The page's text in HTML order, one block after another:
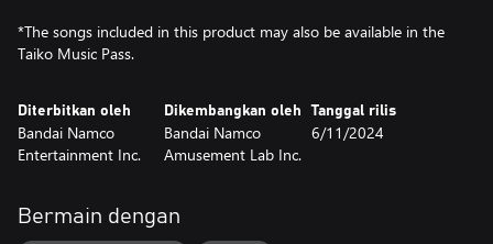
*The songs included in this product may also be available in the
Diterbitkan oleh
Bandai Namco
Entertainment Inc.
Dikembangkan oleh
Bandai Namco
Amusement Lab Inc.
Tanggal rilis
6/11/2024
Bermain dengan